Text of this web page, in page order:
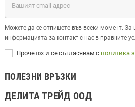
Можете да се отпишете във всеки момент. За
информацията за контакт с нас в правните
Прочетох и се съгласявам с политика
ПОЛЕЗНИ ВРЪЗКИ
ДЕЛИТА ТРЕЙД ООД